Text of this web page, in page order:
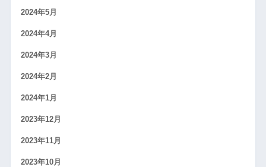
2024年5月
2024年4月
2024年3月
2024年2月
2024年1月
2023年12月
2023年11月
2023年10月